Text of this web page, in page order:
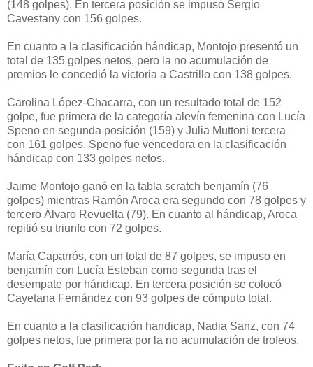
(148 golpes). En tercera posición se impuso Sergio
Cavestany con 156 golpes.
En cuanto a la clasificación hándicap, Montojo presentó un
total de 135 golpes netos, pero la no acumulación de
premios le concedió la victoria a Castrillo con 138 golpes.
Carolina López-Chacarra, con un resultado total de 152
golpe, fue primera de la categoría alevín femenina con Lucía
Speno en segunda posición (159) y Julia Muttoni tercera
con 161 golpes. Speno fue vencedora en la clasificación
hándicap con 133 golpes netos.
Jaime Montojo ganó en la tabla scratch benjamín (76
golpes) mientras Ramón Aroca era segundo con 78 golpes y
tercero Álvaro Revuelta (79). En cuanto al hándicap, Aroca
repitió su triunfo con 72 golpes.
María Caparrós, con un total de 87 golpes, se impuso en
benjamín con Lucía Esteban como segunda tras el
desempate por hándicap. En tercera posición se colocó
Cayetana Fernández con 93 golpes de cómputo total.
En cuanto a la clasificación handicap, Nadia Sanz, con 74
golpes netos, fue primera por la no acumulación de trofeos.